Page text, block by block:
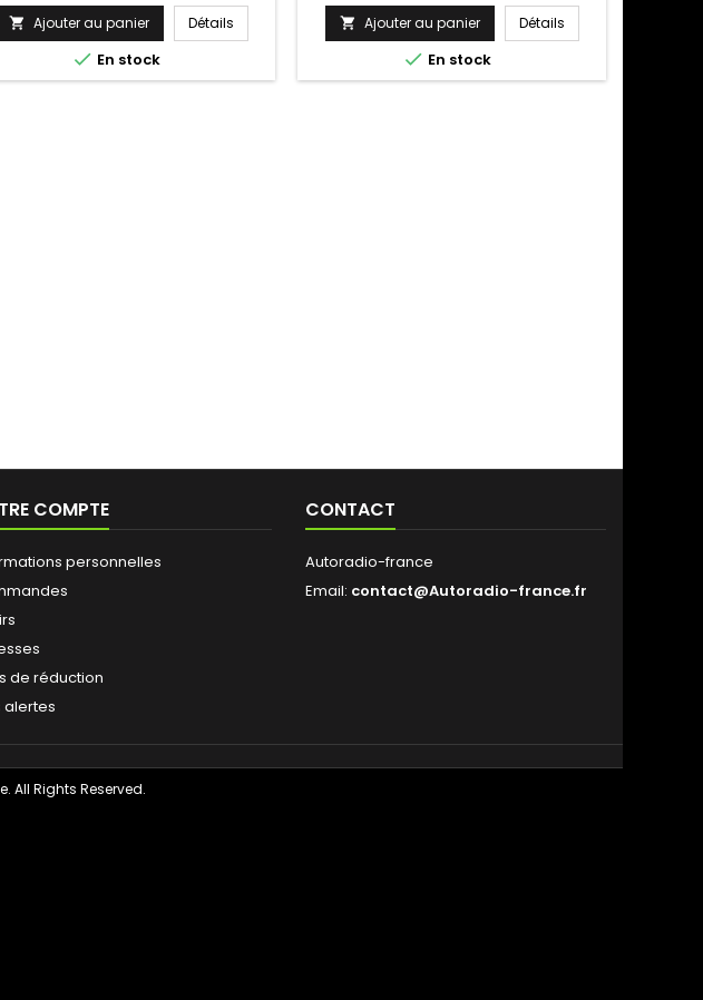
avez une question !
 Ajouter au panier Détails
 En stock
question !
 Ajouter au panier Détails
 En stock
COMPTE
personnelles
de réduction
alertes
CONTACT
Autoradio-france
Email: contact@Autoradio-france.fr
All Rights Reserved.